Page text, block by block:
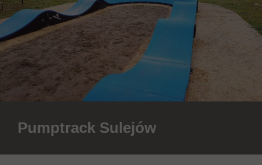
Pumptrack Sulejów